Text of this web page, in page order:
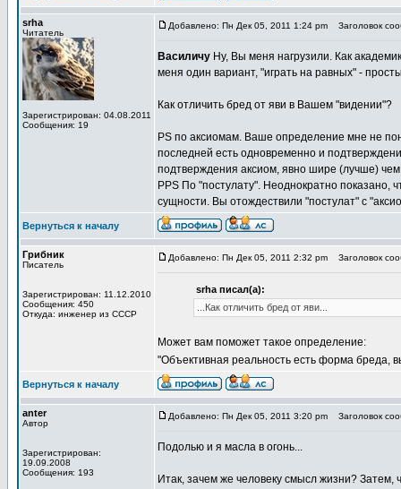
srha
Читатель
Зарегистрирован: 04.08.2011
Сообщения: 19
Добавлено: Пн Дек 05, 2011 1:24 pm Заголовок
Василичу Ну, Вы меня нагрузили. Как
меня один вариант, "играть на равных" -
Как отличить бред от яви в Вашем "видении"?
PS по аксиомам. Ваше определение мне не
последней есть одновременно и
подтверждения аксиом, явно шире (лучше)
PPS По "постулату". Неоднократно показано,
сущности. Вы отождествили "постулат" с
Вернуться к началу
Грибник
Писатель
Зарегистрирован: 11.12.2010
Сообщения: 450
Откуда: инженер из СССР
Добавлено: Пн Дек 05, 2011 2:32 pm Заголовок
srha писал(а):
...Как отличить бред от яви...
Может вам поможет такое определение:
"Объективная реальность есть форма бреда,
Вернуться к началу
anter
Автор
Зарегистрирован:
19.09.2008
Сообщения: 193
Добавлено: Пн Дек 05, 2011 3:20 pm Заголовок
Подолью и я масла в огонь...
Итак, зачем же человеку смысл жизни?